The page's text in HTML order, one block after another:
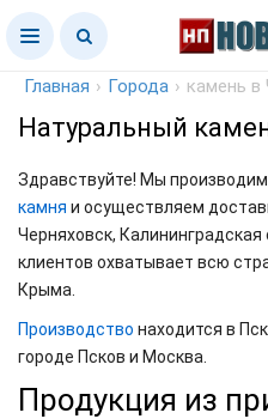
Главная › Города › камень в
Натуральный
Здравствуйте! Мы производим
камня и осуществляем
Черняховск,
клиентов охватывает всю
Крыма.
Производство находится в
городе Псков и Москва.
Продукция из